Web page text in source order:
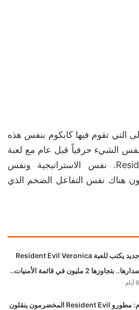
التي تقوم فيها كابكوم بنفس هذه
الشيء حرفياً قبل عام مع لعبة
Resident Evil Requiem. نفس الاستراتيجية ونفس
هناك نفس التفاعل الضخم الذي
إنجاز جديد يكتب للعبة Resident Evil Veronica
2 مليون في قائمة الأمنيات..
كابكوم: مطورو Resident Evil المخضرمون ينقلون